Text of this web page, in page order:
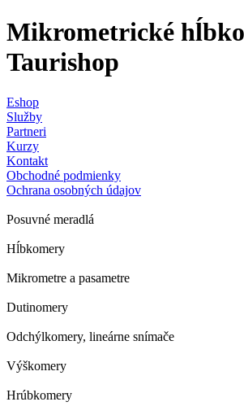
Mikrometrické
Taurishop
Eshop
Služby
Partneri
Kurzy
Kontakt
Obchodné podmienky
Ochrana osobných údajov
Posuvné meradlá
Hĺbkomery
Mikrometre a pasametre
Dutinomery
Odchýlkomery, lineárne snímače
Výškomery
Hrúbkomery